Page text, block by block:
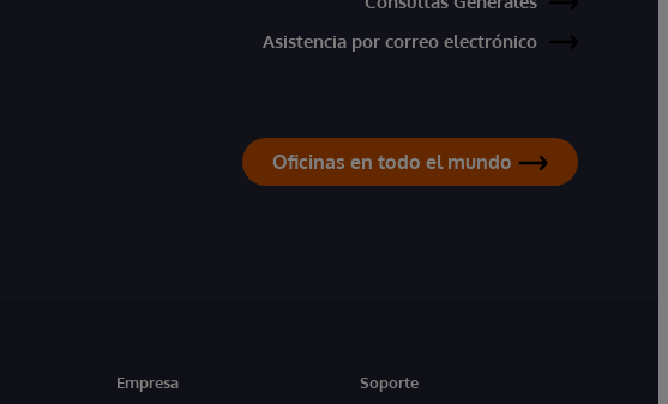
Asistencia por correo electrónico
Oficinas en todo el mundo
Empresa Soporte